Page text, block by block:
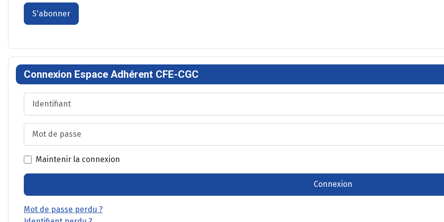
S'abonner
Connexion Espace Adhérent CFE-CGC
Identifiant
Mot de passe
Maintenir la connexion
Connexion
Mot de passe perdu ?